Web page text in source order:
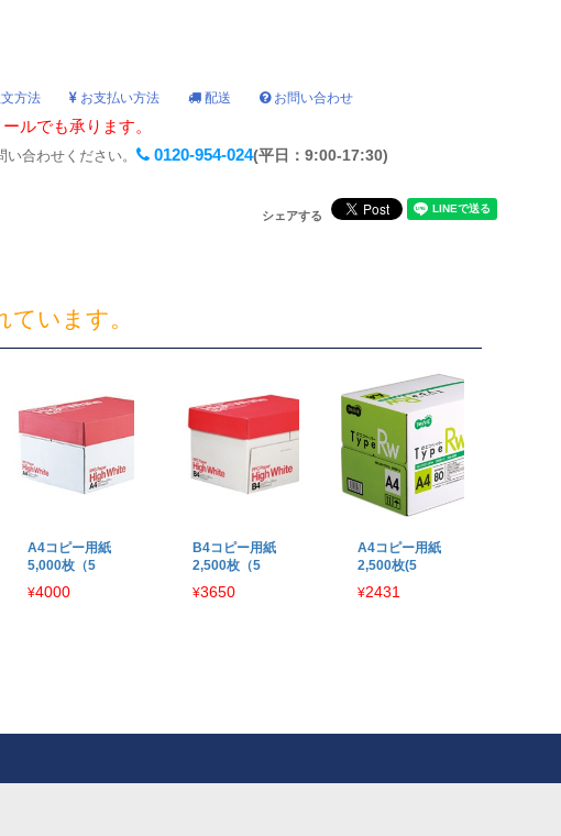
方法 お支払い方法 配送 お問い合わせ
ルでも承ります。
合わせください。 0120-954-024(平日：9:00-17:30)
シェアする
います。
A4コピー用紙
5,000枚（5
¥4000
B4コピー用紙
2,500枚（5
¥3650
A4コピー用紙
2,500枚(5
¥2431